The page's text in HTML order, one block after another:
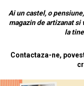
Ai un castel, o
magazin de artizanat
la
Contactaza-ne,